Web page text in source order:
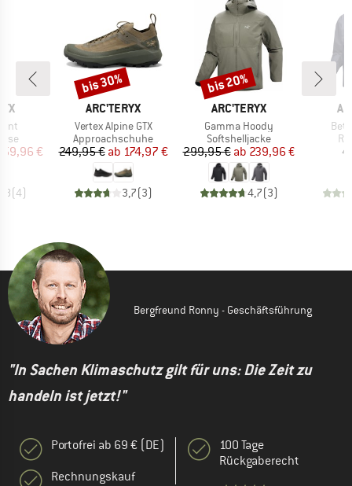
Preis
€
(4)
MARKE
ARC'TERYX
Artikel
Vertex Alpine GTX
Produktgruppe
Approachschuhe
Preis
249,95 € reduzierter Preis
ab 174,97 €
3,7(3)
Rabatt
bis 30%
MARKE
ARC'TERYX
Artikel
Gamma Hoody
Produktgruppe
Softshelljacke
Preis
299,95 € reduzierter Preis
ab 239,96 €
4,7(3)
Rabatt
bis 20%
Bergfreund Ronny - Geschäftsführung
"In Sachen Klimaschutz gilt für uns: Die Zeit zu
handeln ist jetzt!"
Portofrei ab 69 € (DE)
Rechnungskauf
100 Tage
Rückgaberecht